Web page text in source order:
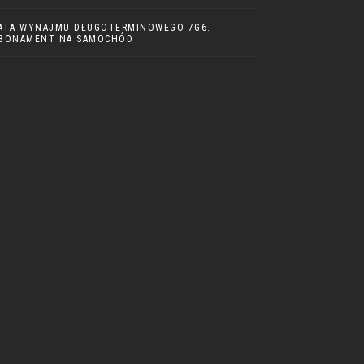
WYNAJMU DŁUGOTERMINOWEGO 7G6.
NA SAMOCHÓD